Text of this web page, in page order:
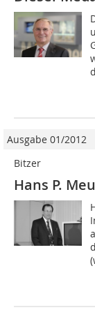
Ausgabe 01/2012
Bitzer
Hans P.